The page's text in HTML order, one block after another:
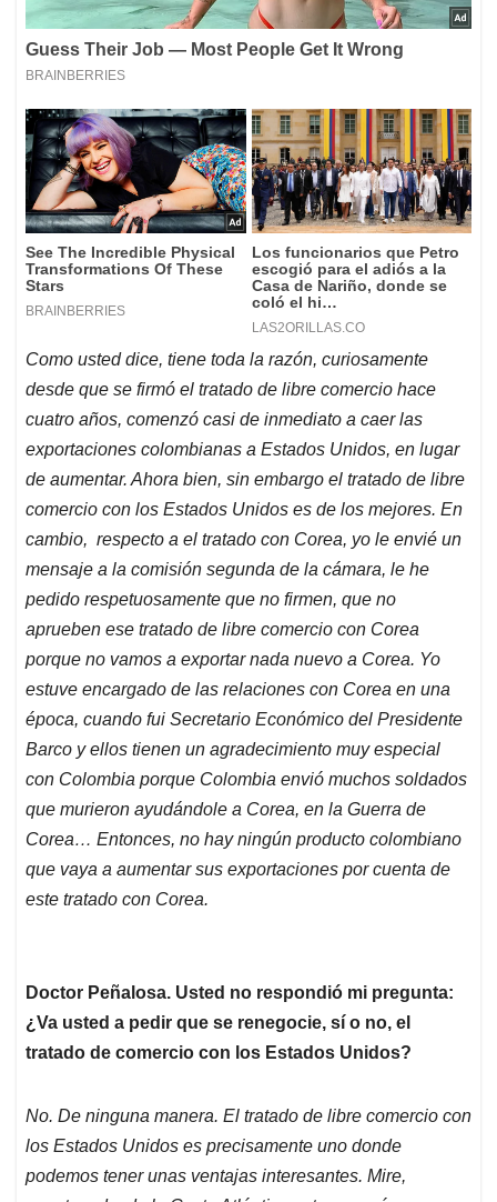
Como usted dice, tiene toda la razón, curiosamente
desde que se firmó el tratado de libre comercio hace
cuatro años, comenzó casi de inmediato a caer las
exportaciones colombianas a Estados Unidos, en lugar
de aumentar. Ahora bien, sin embargo el tratado de libre
comercio con los Estados Unidos es de los mejores. En
cambio, respecto a el tratado con Corea, yo le envié un
mensaje a la comisión segunda de la cámara, le he
pedido respetuosamente que no firmen, que no
aprueben ese tratado de libre comercio con Corea
porque no vamos a exportar nada nuevo a Corea. Yo
estuve encargado de las relaciones con Corea en una
época, cuando fui Secretario Económico del Presidente
Barco y ellos tienen un agradecimiento muy especial
con Colombia porque Colombia envió muchos soldados
que murieron ayudándole a Corea, en la Guerra de
Corea… Entonces, no hay ningún producto colombiano
que vaya a aumentar sus exportaciones por cuenta de
este tratado con Corea.
Doctor Peñalosa. Usted no respondió mi pregunta:
¿Va usted a pedir que se renegocie, sí o no, el
tratado de comercio con los Estados Unidos?
No. De ninguna manera. El tratado de libre comercio con
los Estados Unidos es precisamente uno donde
podemos tener unas ventajas interesantes. Mire,